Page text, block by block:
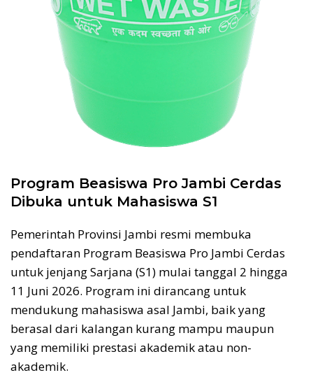
Program Beasiswa Pro Jambi Cerdas
Dibuka untuk Mahasiswa S1
Pemerintah Provinsi Jambi resmi membuka
pendaftaran Program Beasiswa Pro Jambi Cerdas
untuk jenjang Sarjana (S1) mulai tanggal 2 hingga
11 Juni 2026. Program ini dirancang untuk
mendukung mahasiswa asal Jambi, baik yang
berasal dari kalangan kurang mampu maupun
yang memiliki prestasi akademik atau non-
akademik.